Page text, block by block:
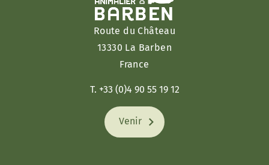
Route du Château
13330 La Barben
France
T. +33 (0)4 90 55 19 12
Venir